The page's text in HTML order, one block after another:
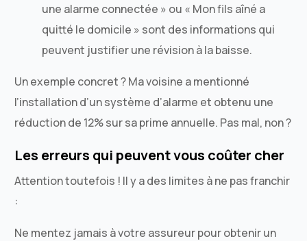
une alarme connectée » ou « Mon fils aîné a
quitté le domicile » sont des informations qui
peuvent justifier une révision à la baisse.
Un exemple concret ? Ma voisine a mentionné
l’installation d’un système d’alarme et obtenu une
réduction de 12% sur sa prime annuelle. Pas mal, non ?
Les erreurs qui peuvent vous coûter cher
Attention toutefois ! Il y a des limites à ne pas franchir
:
Ne mentez jamais à votre assureur pour obtenir un